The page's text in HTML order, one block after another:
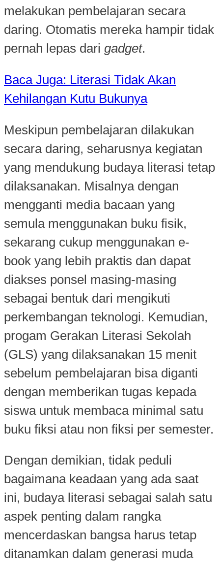
melakukan pembelajaran secara
daring. Otomatis mereka hampir tidak
pernah lepas dari gadget.
Baca Juga: Literasi Tidak Akan
Kehilangan Kutu Bukunya
Meskipun pembelajaran dilakukan
secara daring, seharusnya kegiatan
yang mendukung budaya literasi tetap
dilaksanakan. Misalnya dengan
mengganti media bacaan yang
semula menggunakan buku fisik,
sekarang cukup menggunakan e-
book yang lebih praktis dan dapat
diakses ponsel masing-masing
sebagai bentuk dari mengikuti
perkembangan teknologi. Kemudian,
progam Gerakan Literasi Sekolah
(GLS) yang dilaksanakan 15 menit
sebelum pembelajaran bisa diganti
dengan memberikan tugas kepada
siswa untuk membaca minimal satu
buku fiksi atau non fiksi per semester.
Dengan demikian, tidak peduli
bagaimana keadaan yang ada saat
ini, budaya literasi sebagai salah satu
aspek penting dalam rangka
mencerdaskan bangsa harus tetap
ditanamkan dalam generasi muda